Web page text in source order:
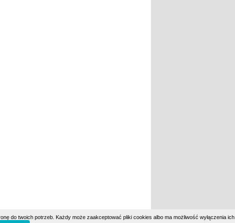
do twoich potrzeb. Każdy może zaakceptować pliki cookies albo ma możliwość wyłączenia ich